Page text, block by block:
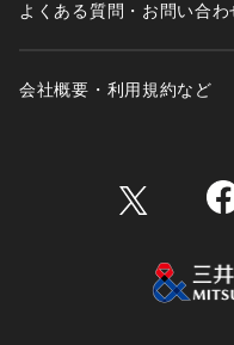
よくある質問・お問い合わ
会社概要・利用規約など